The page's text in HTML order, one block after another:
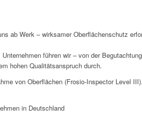
ab Werk – wirksamer Oberflächenschutz
führen wir – von der
hohen Qualitätsanspruch durch.
von Oberflächen (Frosio-Inspector Level III).
in Deutschland